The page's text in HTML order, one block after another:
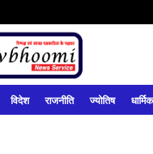
विदेश राजनीति ज्योतिष धार्मिक